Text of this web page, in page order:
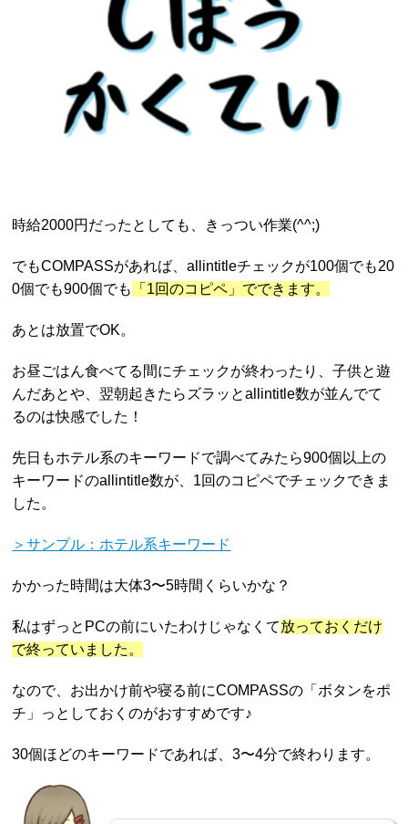
時給2000円だったとしても、きっつい作業(^^;)
でもCOMPASSがあれば、allintitleチェックが100個でも20
0個でも900個でも
「1回のコピペ」でできます。
あとは放置でOK。
お昼ごはん食べてる間にチェックが終わったり、子供と遊
んだあとや、翌朝起きたらズラッとallintitle数が並んでて
るのは快感でした！
先日もホテル系のキーワードで調べてみたら900個以上の
キーワードのallintitle数が、1回のコピペでチェックできま
した。
＞サンプル：ホテル系キーワード
かかった時間は大体3〜5時間くらいかな？
私はずっとPCの前にいたわけじゃなくて放っておくだけ
で終っていました。
なので、お出かけ前や寝る前にCOMPASSの「ボタンをポ
チ」っとしておくのがおすすめです♪
30個ほどのキーワードであれば、3〜4分で終わります。